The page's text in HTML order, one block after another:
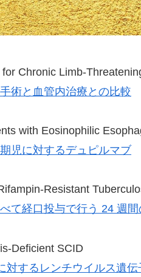
Chronic Limb-
術と血管内治療との比較
with Eosinophilic
児に対するデュピルマブ
Resistant
て経口投与で行う 24 週
Deficient SCID
対するレンチウイルス遺伝